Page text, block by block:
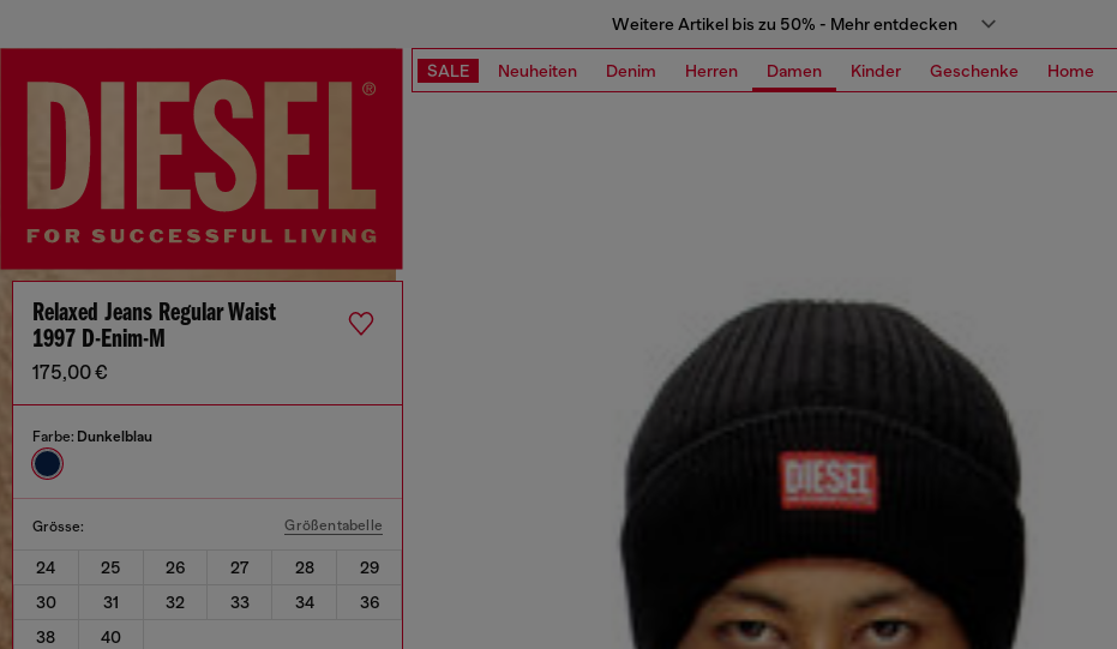
Weitere Artikel bis zu 50% - Mehr entdecken
SALE Neuheiten Denim Herren Damen Kinder Geschenke Home
Relaxed Jeans Regular Waist
1997 D-Enim-M
175,00 €
Farbe: Dunkelblau
Grösse: Größentabelle
24 25 26 27 28
29
30
31 32 33 34
36
38
40